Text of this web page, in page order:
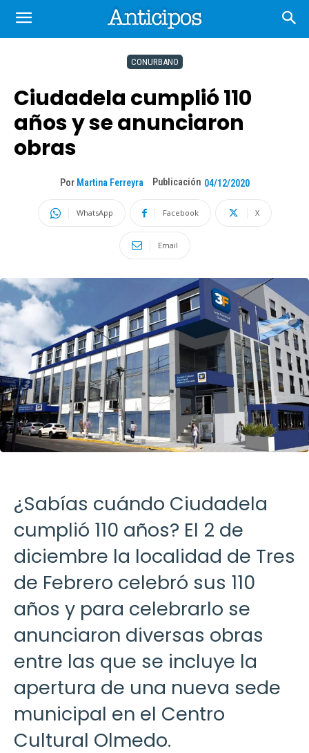
CONURBANO
Ciudadela cumplió 110
años y se anunciaron
obras
Por Martina Ferreyra Publicación 04/12/2020
WhatsApp Facebook X
Email
¿Sabías cuándo Ciudadela
cumplió 110 años? El 2 de
diciembre la localidad de Tres
de Febrero celebró sus 110
años y para celebrarlo se
anunciaron diversas obras
entre las que se incluye la
apertura de una nueva sede
municipal en el Centro
Cultural Olmedo.